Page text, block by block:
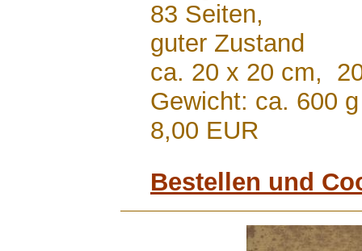
83 Seiten,
guter Zustand
ca. 20 x 20 cm,
Gewicht: ca. 600 g
8,00 EUR
Bestellen und